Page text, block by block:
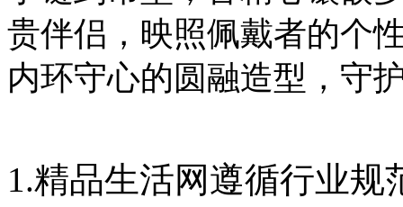
贵伴侣，映照佩戴者的个
内环守心的圆融造型， 守
1.精品生活网遵循行业